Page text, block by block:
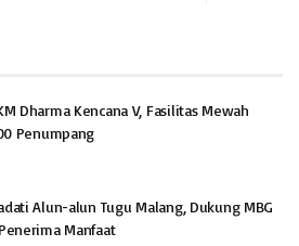
Dharma Kencana V, Fasilitas Mewah
Penumpang
Alun-alun Tugu Malang, Dukung MBG
Manfaat